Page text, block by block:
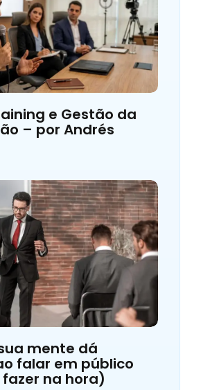
e Gestão da
– por Andrés
mente dá
falar em público
na hora)